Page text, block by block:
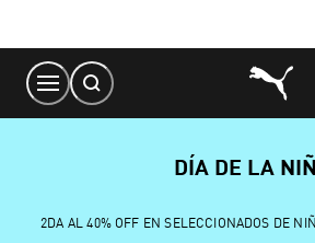
Content
DÍA DE LA
2DA AL 40% OFF EN SELECCIONADOS DE